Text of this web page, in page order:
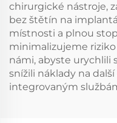
chirurgické nástroje,
bez štětín na
místnosti a plnou
minimalizujeme
námi, abyste urychlili
snížili náklady na
integrovaným